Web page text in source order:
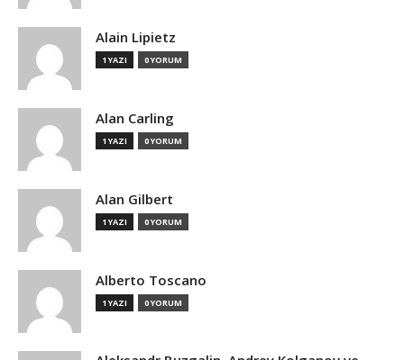
Alain Lipietz
1 YAZI 0 YORUM
Alan Carling
1 YAZI 0 YORUM
Alan Gilbert
1 YAZI 0 YORUM
Alberto Toscano
1 YAZI 0 YORUM